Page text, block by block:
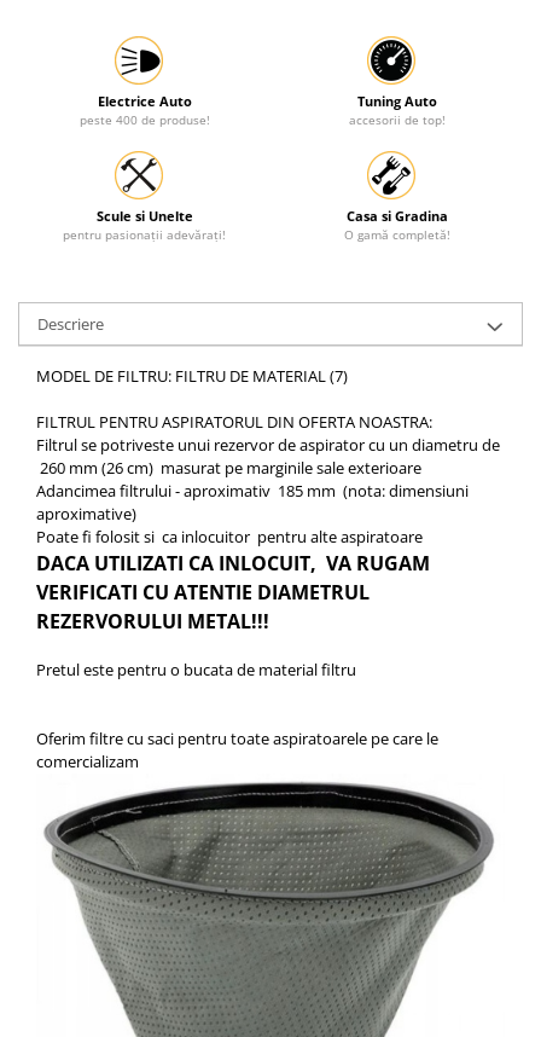
Protectia muncii
Scule Pneumatice
Slefuitoare
Suport motocicleta
Surubelnite
Electrice Auto
peste 400 de produse!
Tuning Auto
accesorii de top!
Scule si Unelte
pentru pasionații adevărați!
Casa si Gradina
O gamă completă!
Descriere
MODEL DE FILTRU: FILTRU DE MATERIAL (7)
FILTRUL PENTRU ASPIRATORUL DIN OFERTA NOASTRA:
Filtrul se potriveste unui rezervor de aspirator cu un diametru de
260 mm (26 cm) masurat pe marginile sale exterioare
Adancimea filtrului - aproximativ 185 mm (nota: dimensiuni
aproximative)
Poate fi folosit si ca inlocuitor pentru alte aspiratoare
DACA UTILIZATI CA INLOCUIT, VA RUGAM
VERIFICATI CU ATENTIE DIAMETRUL
REZERVORULUI METAL!!!
Pretul este pentru o bucata de material filtru
Oferim filtre cu saci pentru toate aspiratoarele pe care le
comercializam